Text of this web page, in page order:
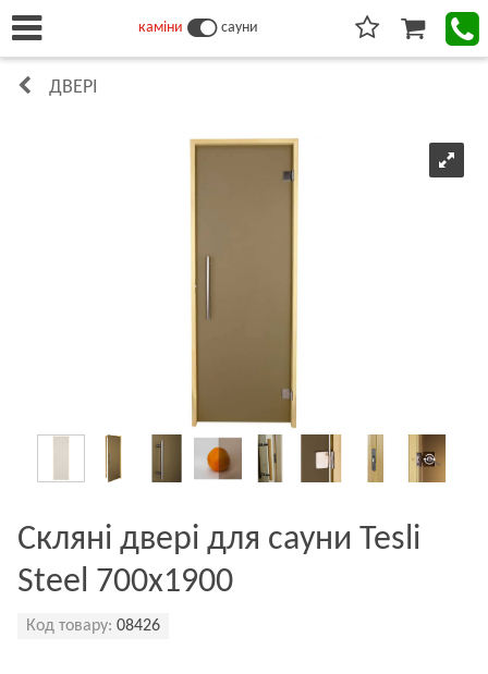
каміни сауни
ДВЕРІ
Скляні двері для сауни Tesli
Steel 700х1900
Код товару: 08426